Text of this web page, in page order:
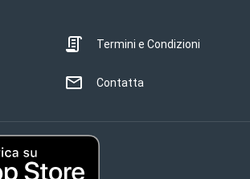
Termini e Condizioni
Contatta